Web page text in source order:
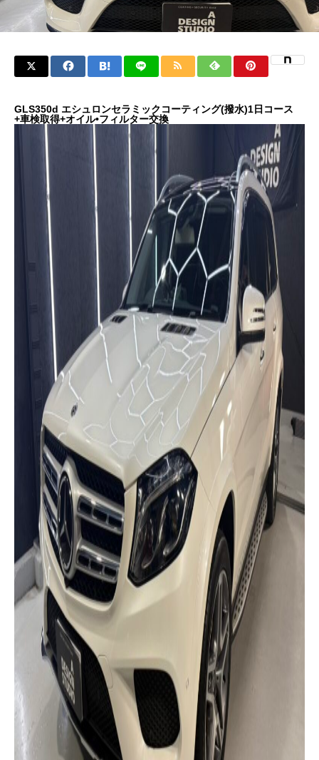
GLS350d エシュロンセラミックコーティング(撥水)1日コース
+車検取得+オイル•フィルター交換